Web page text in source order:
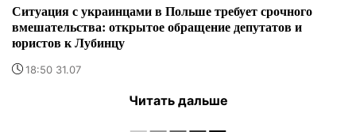
Ситуация с украинцами в Польше требует срочного
вмешательства: открытое обращение депутатов и
юристов к Лубинцу
18:50 31.07
Читать дальше